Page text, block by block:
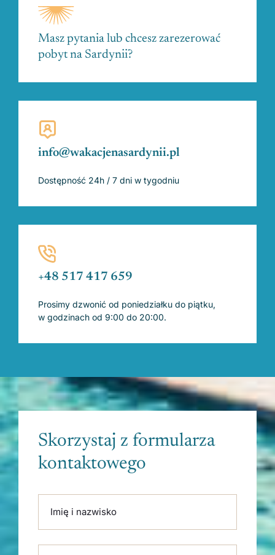
Masz pytania lub chcesz zarezerować
pobyt na Sardynii?
info@wakacjenasardynii.pl
Dostępność 24h / 7 dni w tygodniu
+48 517 417 659
Prosimy dzwonić od poniedziałku do piątku,
w godzinach od 9:00 do 20:00.
Skorzystaj z formularza
kontaktowego
Imię i nazwisko